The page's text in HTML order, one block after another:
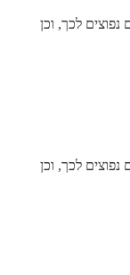
לכך, וכן
לכך, וכן